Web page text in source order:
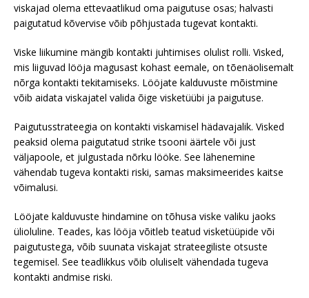
viskajad olema ettevaatlikud oma paigutuse osas; halvasti
paigutatud kõvervise võib põhjustada tugevat kontakti.
Viske liikumine mängib kontakti juhtimises olulist rolli. Visked,
mis liiguvad lööja magusast kohast eemale, on tõenäolisemalt
nõrga kontakti tekitamiseks. Lööjate kalduvuste mõistmine
võib aidata viskajatel valida õige visketüübi ja paigutuse.
Paigutusstrateegia on kontakti viskamisel hädavajalik. Visked
peaksid olema paigutatud strike tsooni äärtele või just
väljapoole, et julgustada nõrku lööke. See lähenemine
vähendab tugeva kontakti riski, samas maksimeerides kaitse
võimalusi.
Lööjate kalduvuste hindamine on tõhusa viske valiku jaoks
ülioluline. Teades, kas lööja võitleb teatud visketüüpide või
paigutustega, võib suunata viskajat strateegiliste otsuste
tegemisel. See teadlikkus võib oluliselt vähendada tugeva
kontakti andmise riski.